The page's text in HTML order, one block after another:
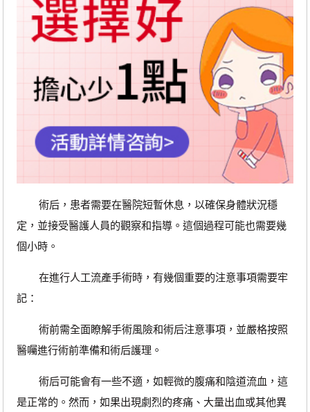
術后，患者需要在醫院短暫休息，以確保身體狀況穩
定，並接受醫護人員的觀察和指導。這個過程可能也需要幾
個小時。
在進行人工流產手術時，有幾個重要的注意事項需要牢
記：
術前需全面瞭解手術風險和術后注意事項，並嚴格按照
醫囑進行術前準備和術后護理。
術后可能會有一些不適，如輕微的腹痛和陰道流血，這
是正常的。然而，如果出現劇烈的疼痛、大量出血或其他異